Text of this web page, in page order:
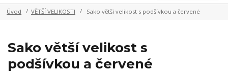
Úvod VĚTŠÍ VELIKOSTI Sako větší velikost s podšívkou a červené
Sako větší velikost s
podšívkou a červené